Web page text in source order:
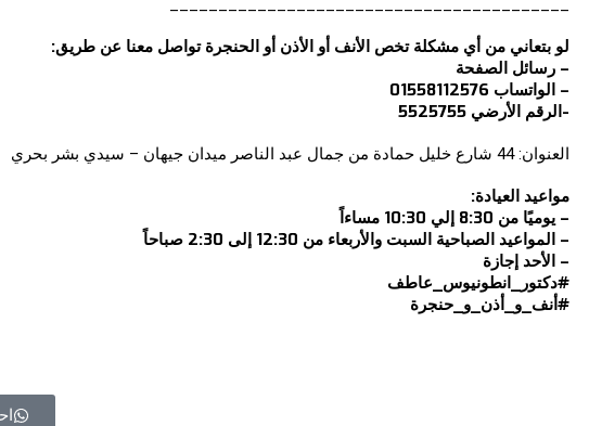
لو بتعاني من أي مشكلة تخص الأنف أو الأذن أو الحنجرة تواصل معنا عن طريق:
– رسائل الصفحة
– الواتساب 01558112576
-الرقم الأرضي 5525755
العنوان: 44 شارع خليل حمادة من جمال عبد الناصر ميدان جيهان – سيدي بشر بحري
مواعيد العيادة:
– يوميًا من 8:30 إلي 10:30 مساءاً
– المواعيد الصباحية السبت والأربعاء من 12:30 إلى 2:30 صباحاً
– الأحد إجازة
#دكتور_انطونيوس_عاطف
#أنف_و_أذن_و_حنجرة